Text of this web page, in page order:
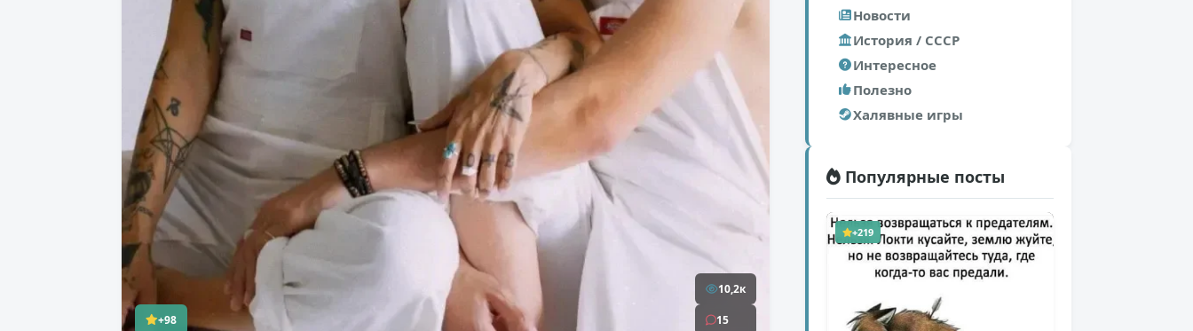
+98
10,2к
15
Новости
История / СССР
Интересное
Полезно
Халявные игры
Популярные посты
+219